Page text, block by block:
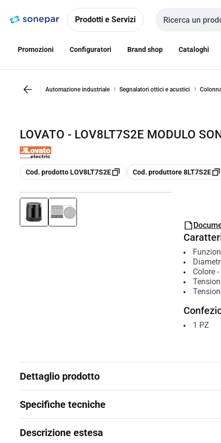
navigazionealla
Prodotti e Servizi
Cerca input
Promozioni Configuratori Brand shop Cataloghi
Automazione industriale Segnalatori ottici e acustici
LOVATO - LOV8LT7S2E MODULO
copia
Cod. prodotto LOV8LT7S2E copia
Cod. produttore 8LT7S2E
Colore-
1 PZ
Dettaglio prodotto
Specifiche tecniche
Descrizione estesa